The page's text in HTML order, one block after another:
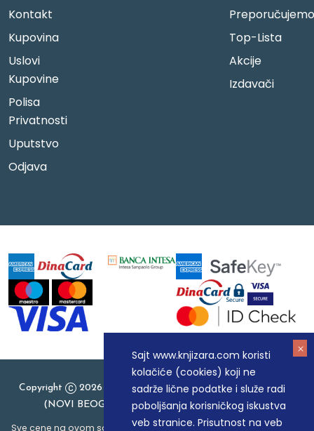
Sajt www.knjizara.com koristi
kolačiće (cookies) koji ne
sadrže lične podatke i služe radi
poboljšanja korisničkog iskustva
veb stranice. Prisutnost na veb
Kontakt
Kupovina
Uslovi
Kupovine
Polisa
Privatnosti
Uputstvo
Odjava
Preporučujemo
Top-Lista
Akcije
Izdavači
Copyright
2026 Knjizara.com - MAKART DOO BEOGRAD
(NOVI BEOGRAD), PIB: 105184104, MB: 20337524
Sve cene na ovom sajtu iskazane su u dinarima. PDV je uračunat u